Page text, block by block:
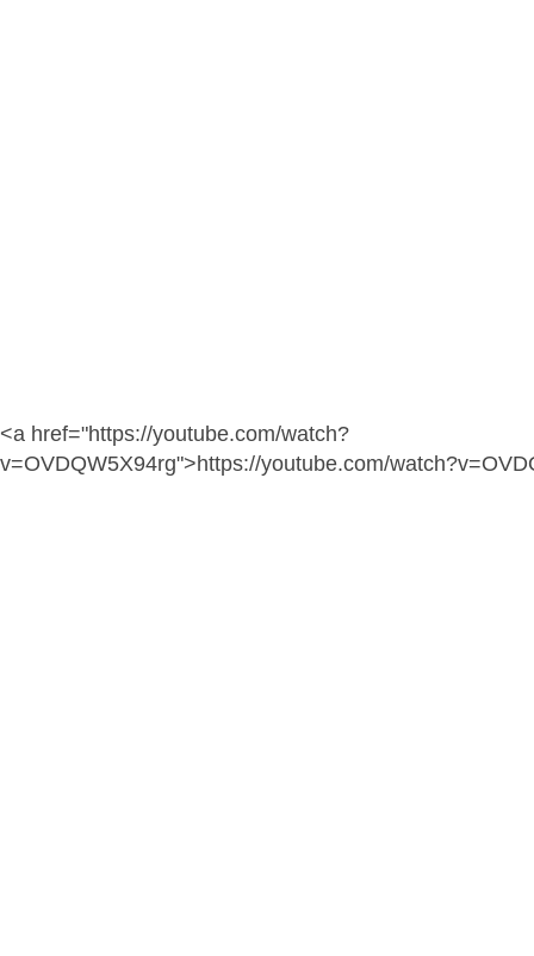
<a href="https://youtube.com/watch?
v=OVDQW5X94rg">https://youtube.com/